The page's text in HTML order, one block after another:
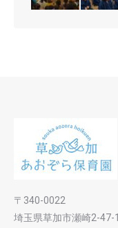
〒340-0022
埼玉県草加市瀬崎2-47-1